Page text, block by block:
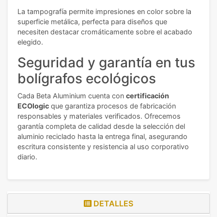
La tampografía permite impresiones en color sobre la
superficie metálica, perfecta para diseños que
necesiten destacar cromáticamente sobre el acabado
elegido.
Seguridad y garantía en tus
bolígrafos ecológicos
Cada Beta Aluminium cuenta con certificación
ECOlogic que garantiza procesos de fabricación
responsables y materiales verificados. Ofrecemos
garantía completa de calidad desde la selección del
aluminio reciclado hasta la entrega final, asegurando
escritura consistente y resistencia al uso corporativo
diario.
DETALLES